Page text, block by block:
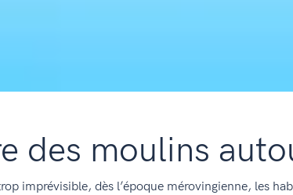
des moulins
imprévisible, dès l’époque mérovingienne, les